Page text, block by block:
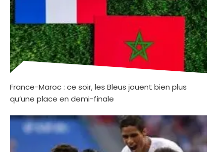
France-Maroc : ce soir, les Bleus jouent bien plus
qu’une place en demi-finale